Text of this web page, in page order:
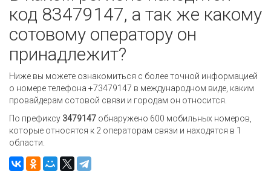
код 83479147, а так же какому
сотовому оператору он
принадлежит?
Ниже вы можете ознакомиться с более точной информацией
о номере телефона +73479147 в международном виде, каким
провайдерам сотовой связи и городам он относится.
По префиксу 3479147 обнаружено 600 мобильных номеров,
которые относятся к 2 операторам связи и находятся в 1
области.